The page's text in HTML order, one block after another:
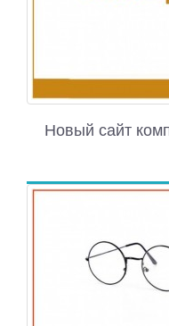
Новый сайт